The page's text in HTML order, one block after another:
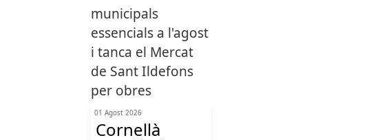
01 Agost 2026
Cornellà